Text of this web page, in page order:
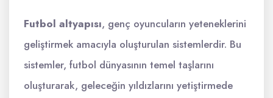
Futbol altyapısı, genç oyuncuların yeteneklerini
geliştirmek amacıyla oluşturulan sistemlerdir. Bu
sistemler, futbol dünyasının temel taşlarını
oluşturarak, geleceğin yıldızlarını yetiştirmede